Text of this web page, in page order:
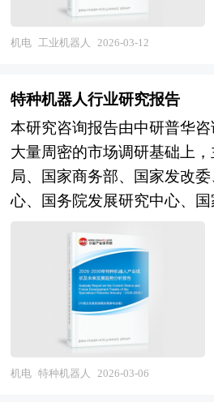
心、中国经济景气监测中心
内外相关报刊杂志的基础信
市场的发展状况、供需状况、
平、发展趋势等进行了分析
电缆前十大企业的研发、产
等。报告还对特种电缆市场风
种电缆生产厂家、流通企业以
业从事资本运作的经济实体
国特种电缆行业发展动态，
向有重要参考价值。
善公司的监控、资讯管理及
加规范。 7、通过创业板上市
我国企业创业板上市可以考虑
纳斯达克等多个证券交易市
上市条件与实施过程均有所
国内充电宝行业企业在国内创
具体操作给出建议，除此之外
的企业具有极好的参考价值和
集度高、研发投入大、应用
等特征。当前，工业机器人产
向智能协作伙伴深刻转型，成
当前，中国工业机器人产业
跑领跑跨越的关键攻坚期。
球最大的工业机器人应用市场
业机器人装机量稳居世界第
SCARA机器人、协作机器人
特定行业解决方案上形成较
长三角、珠三角及环渤海地
与供应链完整性显著增强；
瓶颈依然突出，精密减速器
端控制器等核心零部件自主
载、高精度及高可靠性本体设
机电 工业机器人 2026-03-12
特种机器人行业研究报告
本研究咨询报告由中研普华
大量周密的市场调研基础上
局、国家商务部、国家发改
心、国务院发展研究中心、
究网、全国及海外相关报刊
种机器人行业研究单位等公
报告对我国特种机器人行业
状、子行业发展变化等进行
内外特种机器人行业的发展
发展挑战、行业的发展建议、
机电 特种机器人 2026-03-06